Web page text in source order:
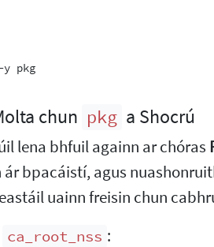
pkg
chun pkg a Shocrú
lena bhfuil againn ar chóras
ár bpacáistí, agus
uainn freisin chun
ca_root_nss :